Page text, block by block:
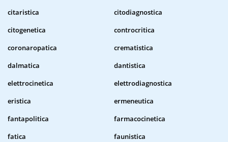
citaristica
citodiagnostica
citogenetica
controcritica
coronaropatica
crematistica
dalmatica
dantistica
elettrocinetica
elettrodiagnostica
eristica
ermeneutica
fantapolitica
farmacocinetica
fatica
faunistica